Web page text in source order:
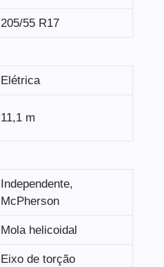
205/55 R17
Elétrica
11,1 m
Independente,
McPherson
Mola helicoidal
Eixo de torção